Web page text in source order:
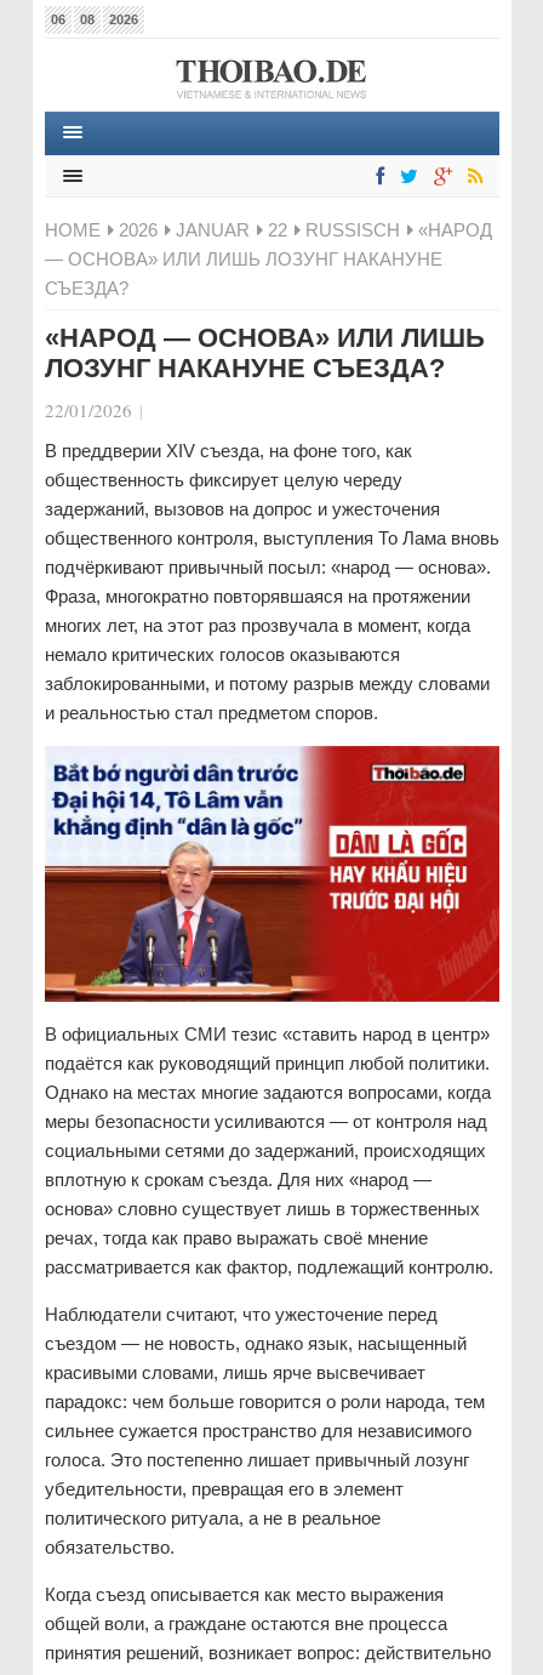
06 08 2026
HOME 2026 JANUAR 22 RUSSISCH
«НАРОД
— ОСНОВА» ИЛИ ЛИШЬ ЛОЗУНГ НАКАНУНЕ
СЪЕЗДА?
«НАРОД — ОСНОВА» ИЛИ ЛИШЬ
ЛОЗУНГ НАКАНУНЕ СЪЕЗДА?
22/01/2026 |
В преддверии XIV съезда, на фоне того, как
общественность фиксирует целую череду
задержаний, вызовов на допрос и ужесточения
общественного контроля, выступления То Лама вновь
подчёркивают привычный посыл: «народ — основа».
Фраза, многократно повторявшаяся на протяжении
многих лет, на этот раз прозвучала в момент, когда
немало критических голосов оказываются
заблокированными, и потому разрыв между словами
и реальностью стал предметом споров.
В официальных СМИ тезис «ставить народ в центр»
подаётся как руководящий принцип любой политики.
Однако на местах многие задаются вопросами, когда
меры безопасности усиливаются — от контроля над
социальными сетями до задержаний, происходящих
вплотную к срокам съезда. Для них «народ —
основа» словно существует лишь в торжественных
речах, тогда как право выражать своё мнение
рассматривается как фактор, подлежащий контролю.
Наблюдатели считают, что ужесточение перед
съездом — не новость, однако язык, насыщенный
красивыми словами, лишь ярче высвечивает
парадокс: чем больше говорится о роли народа, тем
сильнее сужается пространство для независимого
голоса. Это постепенно лишает привычный лозунг
убедительности, превращая его в элемент
политического ритуала, а не в реальное
обязательство.
Когда съезд описывается как место выражения
общей воли, а граждане остаются вне процесса
принятия решений, возникает вопрос: действительно